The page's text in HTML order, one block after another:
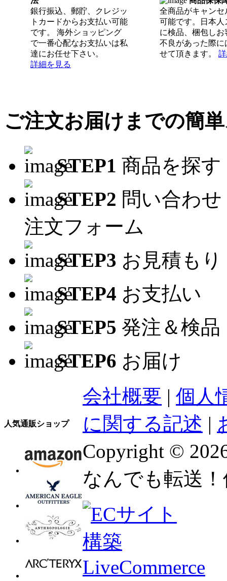
銀行振込、郵貯、クレジッ
トカードからお支払い可能
です。 海外ショッピング
で一番心配なお支払いは私
達にお任せ下さい。
詳細を見る
全商品がキャン
可能です。日本
に検品、梱包し
不良があった際
せて頂きます。
ご注文お届けまでの簡
STEP1 商品を探す
STEP2 問い合わせ
注文フォーム
STEP3 お見積もり
STEP4 お支払い
STEP5 発注＆検品
STEP6 お届け
人気通販ショップ
会社概要 | 個人
に関する記述 |
Copyright ©
なんでも転送！